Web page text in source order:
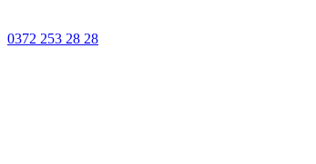
0372 253 28 28